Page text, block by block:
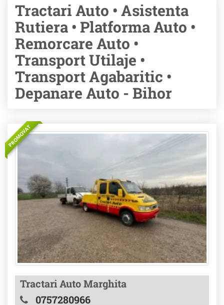
Tractari Auto • Asistenta
Rutiera • Platforma Auto •
Remorcare Auto •
Transport Utilaje •
Transport Agabaritic •
Depanare Auto - Bihor
PROMOVAT
Tractari Auto Marghita
0757280966